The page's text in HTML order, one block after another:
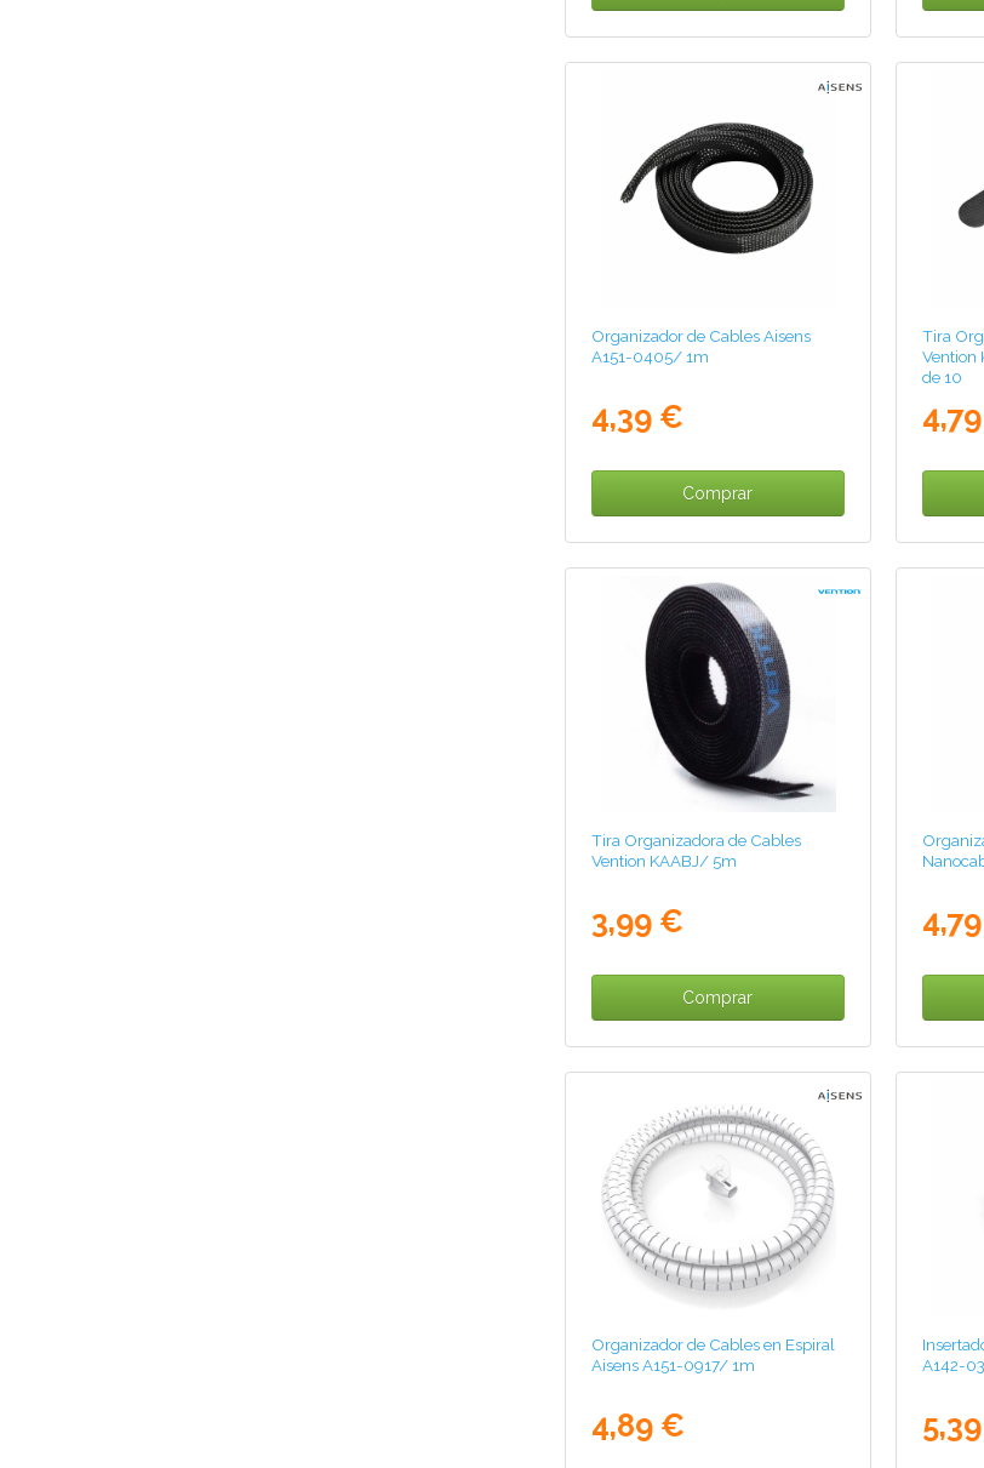
Organizador de Cables Aisens
A151-0405/ 1m
4,39 €
Comprar
Tira
Vention
de 10
Tira Organizadora de Cables
Vention KAABJ/ 5m
3,99 €
Comprar
Organizador de Cables en Espiral
Aisens A151-0917/ 1m
4,89 €
A142-